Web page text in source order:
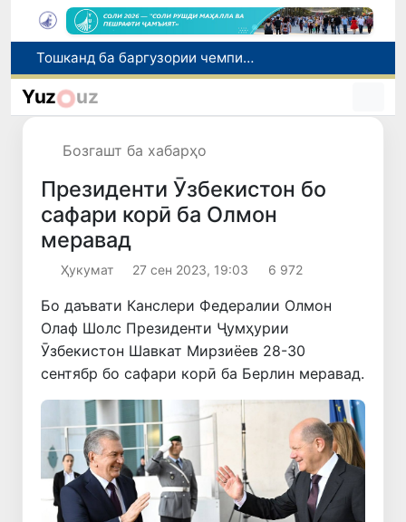
Шаҳрвандони Ӯзбекистон метавонанд дар доираи барномаи H-2A ба корҳои мавсимии кишоварзӣ дар ИМА сафарбар шаванд
Намояндагии Агентии муҳоҷират дар Москва моҳи июл ба зиёда аз 1,8 ҳазор шаҳрванди Ӯзбекистон кумак расонд
Yuz uz
Бозгашт ба хабарҳо
Президенти Ӯзбекистон бо
сафари корӣ ба Олмон
меравад
Ҳукумат 27 сен 2023, 19:03 6 972
Бо даъвати Канслери Федералии Олмон
Олаф Шолс Президенти Ҷумҳурии
Ӯзбекистон Шавкат Мирзиёев 28-30
сентябр бо сафари корӣ ба Берлин меравад.